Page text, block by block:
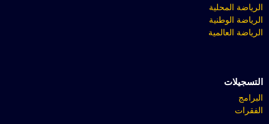
الرياضة المحلية
الرياضة الوطنية
الرياضة العالمية
التسجيلات
البرامج
الفقرات